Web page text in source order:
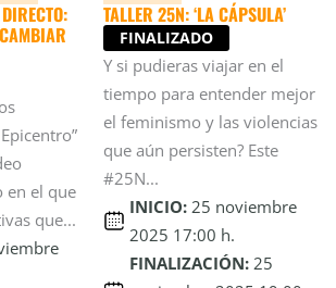
en el que
que...
TALLER 25N: ‘LA CÁPSULA’
FINALIZADO
Y si pudieras viajar en el
tiempo para entender mejor
el feminismo y las violencias
que aún persisten? Este
#25N...
INICIO: 25 noviembre
2025 17:00 h.
FINALIZACIÓN: 25